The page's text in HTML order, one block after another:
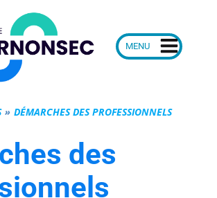
de
DÉMARCHES DES PROFESSIONNELS
des